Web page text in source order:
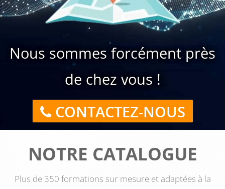
Nous sommes forcément près
de chez vous !
CONTACTEZ-NOUS
NOTRE CATALOGUE
Plus de 350 formations sur mesure et adaptées à la